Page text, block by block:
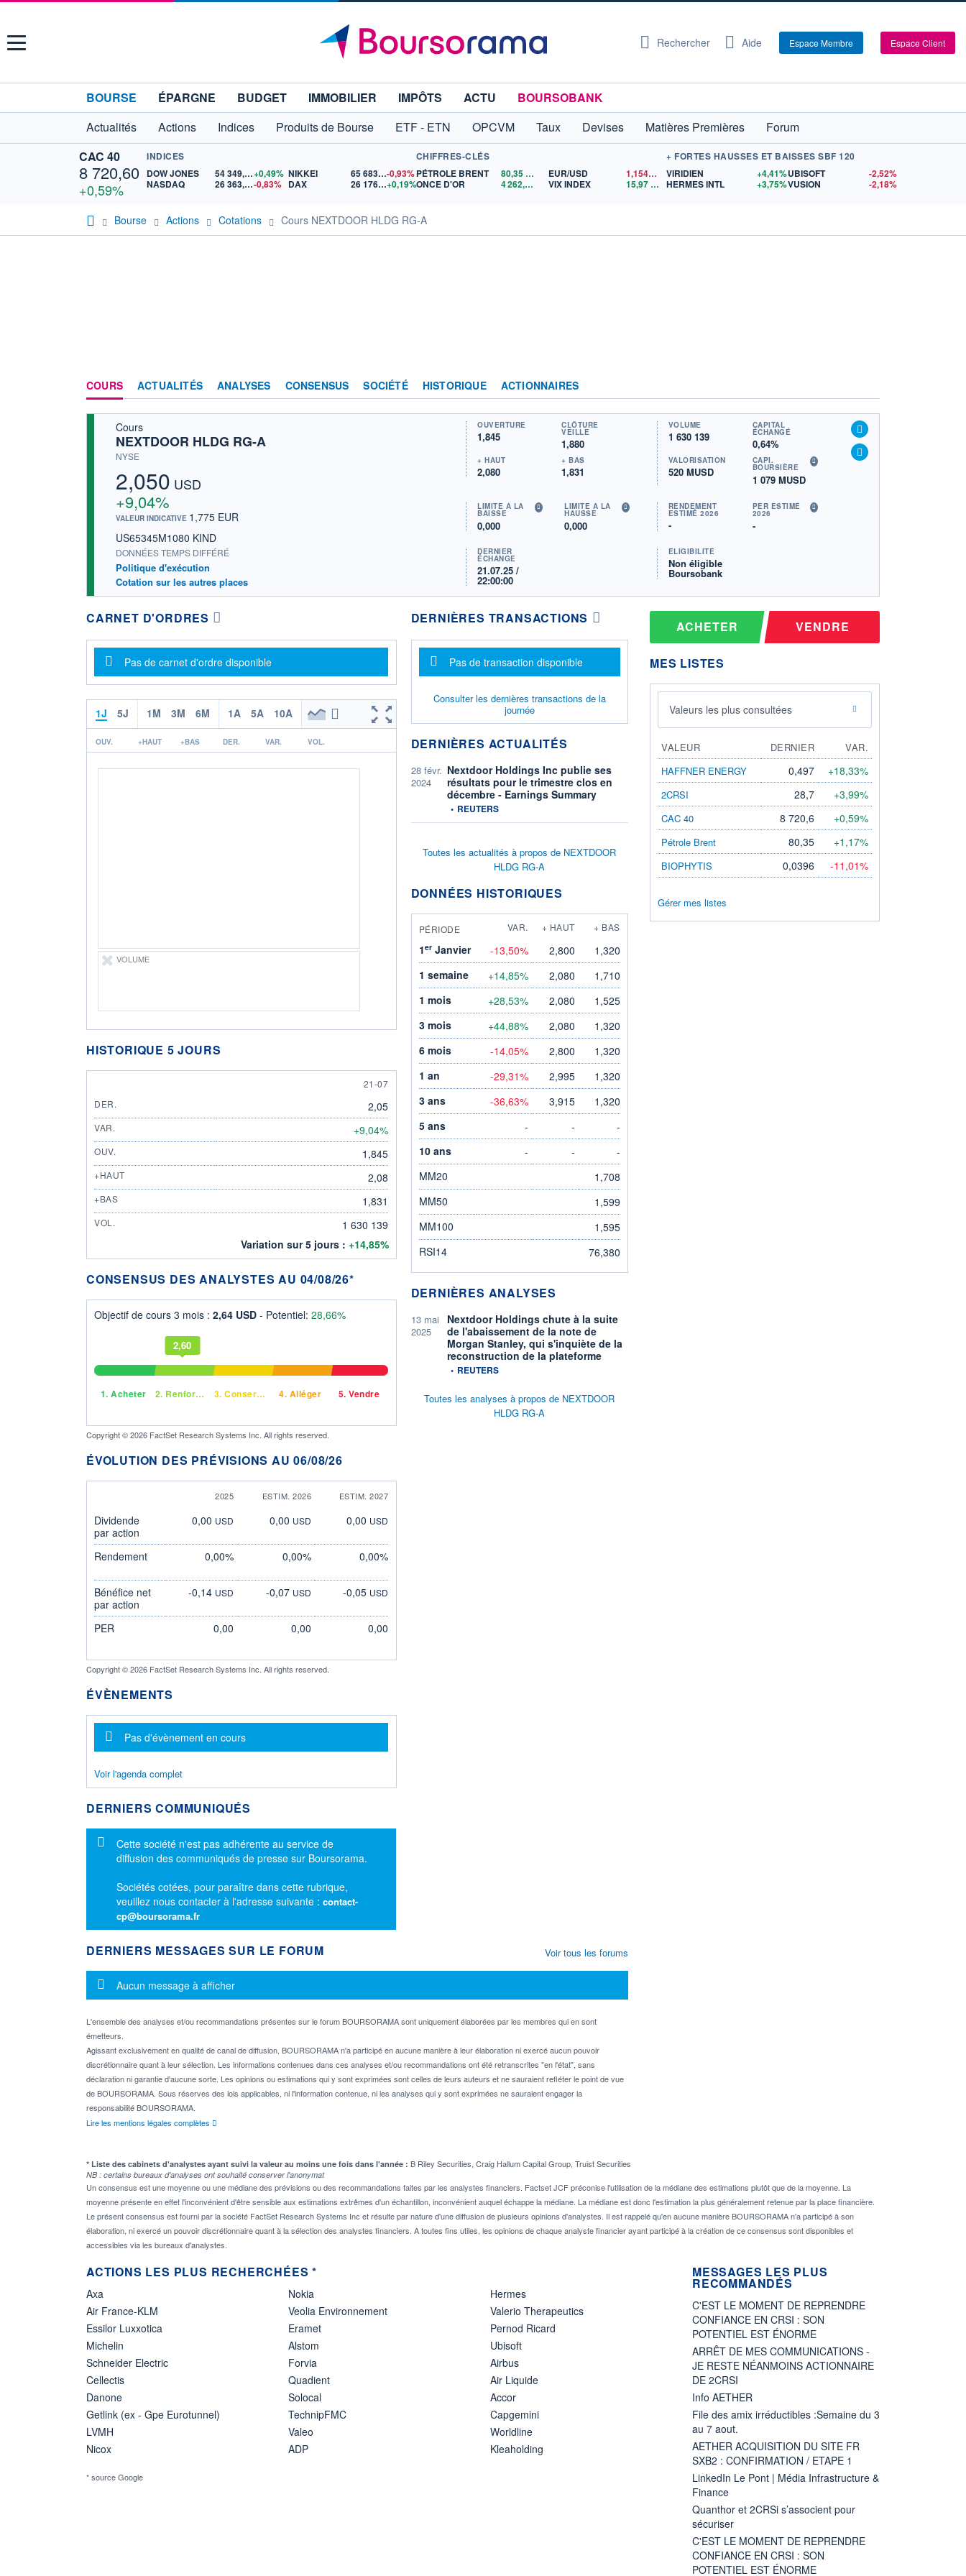
Menu Rechercher Aide Espace Membre Espace Client
BOURSE ÉPARGNE BUDGET IMMOBILIER IMPÔTS ACTU
BOURSOBANK
Actualités
Actions Indices Produits de Bourse ETF - ETN OPCVM Taux Devises Matières Premières
Forum
CAC 40
8 720,60
+0,59%
INDICES
DOW JONES
54 349,12+0,49%
NASDAQ
26 363,44-0,83%
NIKKEI 65 683,26-0,93%
DAX
26 176,36+0,19%
CHIFFRES-CLÉS
PÉTROLE BRENT
80,35$US
ONCE D'OR
4 262,12 $US
EUR/USD 1,1546$US
VIX INDEX
15,97$US
+ FORTES HAUSSES ET BAISSES SBF 120
VIRIDIEN
+4,41%
HERMES INTL
+3,75%
UBISOFT
-2,52%
VUSION
-2,18%
Bourse Actions Cotations Cours NEXTDOOR HLDG RG-A
COURS ACTUALITÉS ANALYSES CONSENSUS SOCIÉTÉ HISTORIQUE ACTIONNAIRES
Cours
NEXTDOOR HLDG RG-A
NYSE
2,050 USD
+9,04%
VALEUR INDICATIVE 1,775 EUR
US65345M1080 KIND
DONNÉES TEMPS DIFFÉRÉ
Politique d'exécution
Cotation sur les autres places
OUVERTURE
1,845
CLÔTURE
VEILLE
1,880
+ HAUT
2,080
+ BAS
1,831
VOLUME
1 630 139
CAPITAL
ÉCHANGÉ
0,64%
VALORISATION
520 MUSD
CAPI.
BOURSIÈRE
1 079 MUSD
LIMITE À LA
BAISSE
0,000
LIMITE À LA
HAUSSE
0,000
RENDEMENT
ESTIMÉ 2026
-
PER ESTIMÉ
2026
-
DERNIER
ÉCHANGE
21.07.25 /
22:00:00
ÉLIGIBILITÉ
Non éligible
Boursobank
CARNET D'ORDRES
Message d'information
Pas de carnet d'ordre disponible
1J 5J 1M 3M 6M 1A 5A 10A
OUV. +HAUT +BAS DER. VAR. VOL.
VOLUME
HISTORIQUE 5 JOURS
21 JULY
21-07
DER.
2,05
VAR. +9,04%
OUV. 1,845
+HAUT 2,08
+BAS 1,831
VOL.
1 630 139
Variation sur 5 jours : +14,85%
CONSENSUS DES ANALYSTES AU 04/08/26*
Objectif de cours 3 mois : 2,64 USD - Potentiel: 28,66%
1. Acheter
2,60
2. Renforcer 3. Conserver 4. Alléger 5. Vendre
Copyright © 2026 FactSet Research Systems Inc. All rights reserved.
ÉVOLUTION DES PRÉVISIONS AU 06/08/26
2025 ESTIM. 2026 ESTIM. 2027
Dividende
par action
0,00 USD 0,00 USD 0,00 USD
Rendement 0,00% 0,00% 0,00%
Bénéfice net
par action
-0,14 USD -0,07 USD -0,05 USD
PER 0,00 0,00 0,00
Copyright © 2026 FactSet Research Systems Inc. All rights reserved.
ÉVÈNEMENTS
Message d'information
Pas d'évènement en cours
Voir l'agenda complet
DERNIERS COMMUNIQUÉS
Message d'information
Cette société n'est pas adhérente au service de
diffusion des communiqués de presse sur Boursorama.
Sociétés cotées, pour paraître dans cette rubrique,
veuillez nous contacter à l'adresse suivante : contact-
cp@boursorama.fr
DERNIÈRES TRANSACTIONS
Message d'information
Pas de transaction disponible
Consulter les dernières transactions de la
journée
DERNIÈRES ACTUALITÉS
28 févr.
2024
Nextdoor Holdings Inc publie ses
résultats pour le trimestre clos en
décembre - Earnings Summary
information fournie par
• REUTERS
Toutes les actualités à propos de NEXTDOOR
HLDG RG-A
DONNÉES HISTORIQUES
PÉRIODE VAR. + HAUT + BAS
1erJanvier -13,50% 2,800
1,320
1 semaine
+14,85% 2,080
1,710
1 mois
+28,53% 2,080
1,525
3 mois
+44,88% 2,080
1,320
6 mois
-14,05% 2,800
1,320
1 an
-29,31% 2,995
1,320
3 ans
-36,63% 3,915
1,320
5 ans
- -
-
10 ans
- -
-
MM20
1,708
MM50
1,599
MM100
1,595
RSI14
76,380
DERNIÈRES ANALYSES
13 mai
2025
Nextdoor Holdings chute à la suite
de l'abaissement de la note de
Morgan Stanley, qui s'inquiète de la
reconstruction de la plateforme
information fournie par
• REUTERS
Toutes les analyses à propos de NEXTDOOR
HLDG RG-A
DERNIERS MESSAGES SUR LE FORUM
Message d'information
Aucun message à afficher
L'ensemble des analyses et/ou recommandations présentes sur le forum BOURSORAMA sont uniquement élaborées par les membres qui en sont
émetteurs.
Agissant exclusivement en qualité de canal de diffusion, BOURSORAMA n'a participé en aucune manière à leur élaboration ni exercé aucun pouvoir
discrétionnaire quant à leur sélection. Les informations contenues dans ces analyses et/ou recommandations ont été retranscrites "en l'état", sans
déclaration ni garantie d'aucune sorte. Les opinions ou estimations qui y sont exprimées sont celles de leurs auteurs et ne sauraient refléter le point de vue
de BOURSORAMA. Sous réserves des lois applicables, ni l'information contenue, ni les analyses qui y sont exprimées ne sauraient engager la
responsabilité BOURSORAMA.
Lire les mentions légales complètes
Voir tous les forums
ACHETER VENDRE
MES LISTES
Valeurs les plus consultées
VALEUR DERNIER
VAR.
HAFFNER ENERGY
0,497 +18,33%
2CRSI 28,7 +3,99%
CAC 40 8 720,6 +0,59%
Pétrole Brent 80,35 +1,17%
BIOPHYTIS 0,0396 -11,01%
Gérer mes listes
* Liste des cabinets d'analystes ayant suivi la valeur au moins une fois dans l'année : B Riley Securities, Craig Hallum Capital Group, Truist Securities
NB : certains bureaux d'analyses ont souhaité conserver l'anonymat
Un consensus est une moyenne ou une médiane des prévisions ou des recommandations faites par les analystes financiers. Factset JCF préconise l'utilisation de la médiane des estimations plutôt que de la moyenne. La
moyenne présente en effet l'inconvénient d'être sensible aux estimations extrêmes d'un échantillon, inconvénient auquel échappe la médiane. La médiane est donc l'estimation la plus généralement retenue par la place financière.
Le présent consensus est fourni par la société FactSet Research Systems Inc et résulte par nature d'une diffusion de plusieurs opinions d'analystes. Il est rappelé qu'en aucune manière BOURSORAMA n'a participé à son
élaboration, ni exercé un pouvoir discrétionnaire quant à la sélection des analystes financiers. A toutes fins utiles, les opinions de chaque analyste financier ayant participé à la création de ce consensus sont disponibles et
accessibles via les bureaux d'analystes.
ACTIONS LES PLUS RECHERCHÉES *
Axa
Air France-KLM
Essilor Luxxotica
Michelin
Schneider Electric
Cellectis
Danone
Getlink (ex - Gpe Eurotunnel)
LVMH
Nicox
Nokia
Veolia Environnement
Eramet
Alstom
Forvia
Quadient
Solocal
TechnipFMC
Valeo
ADP
Hermes
Valerio Therapeutics
Pernod Ricard
Ubisoft
Airbus
Air Liquide
Accor
Capgemini
Worldline
Kleaholding
* source Google
MESSAGES LES PLUS
RECOMMANDÉS
C'EST LE MOMENT DE REPRENDRE
CONFIANCE EN CRSI : SON
POTENTIEL EST ÉNORME
ARRÊT DE MES COMMUNICATIONS -
JE RESTE NÉANMOINS ACTIONNAIRE
DE 2CRSI
Info AETHER
File des amix irréductibles :Semaine du 3
au 7 aout.
AETHER ACQUISITION DU SITE FR
SXB2 : CONFIRMATION / ETAPE 1
LinkedIn Le Pont | Média Infrastructure &
Finance
Quanthor et 2CRSi s’associent pour
sécuriser
C'EST LE MOMENT DE REPRENDRE
CONFIANCE EN CRSI : SON
POTENTIEL EST ÉNORME